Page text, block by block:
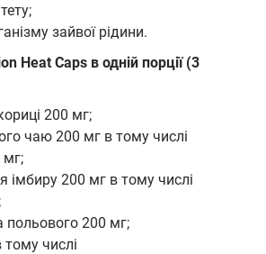
зайвої рідини.
Heat Caps в одній порції (3
200 мг;
чаю 200 мг в тому числі
мг;
імбиру 200 мг в тому числі
польового 200 мг;
числі